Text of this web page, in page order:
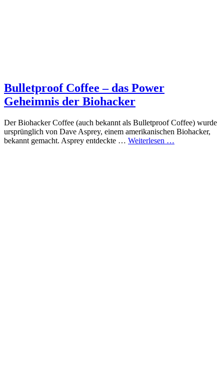
Bulletproof Coffee – das Power
Geheimnis der Biohacker
Der Biohacker Coffee (auch bekannt als Bulletproof Coffee) wurde
ursprünglich von Dave Asprey, einem amerikanischen Biohacker,
bekannt gemacht. Asprey entdeckte … Weiterlesen …